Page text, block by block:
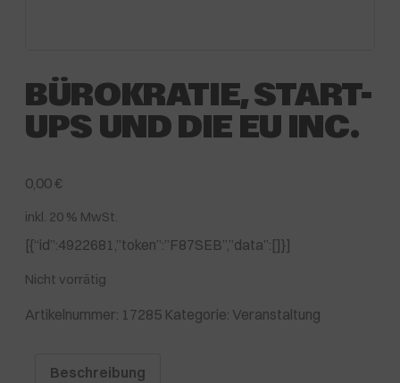
BÜROKRATIE, START-
UPS UND DIE EU INC.
0,00€
inkl. 20 % MwSt.
[{“id”:4922681,”token”:”F87SEB”,”data”:[]}]
Nicht vorrätig
Artikelnummer: 17285 Kategorie: Veranstaltung
Beschreibung